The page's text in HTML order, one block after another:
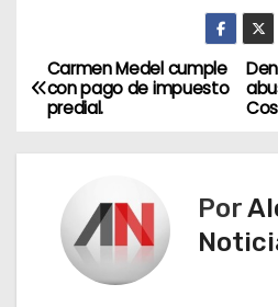
N
a
Carmen Medel cumple
con pago de impuesto
predial.
Por